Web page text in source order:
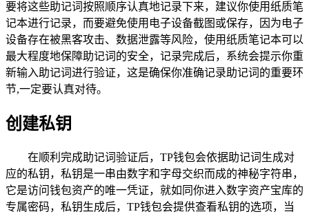
要将这些助记词按照顺序认真地记录下来，建议你使用纸质笔
记本进行记录，而要避免使用电子设备截图或保存，因为电子
设备存在被黑客攻击、数据泄露等风险，使用纸质笔记本可以
最大程度地保障助记词的安全，记录完成后，系统会提示你重
新输入助记词进行验证，这是确保你准确记录助记词的重要环
节,一定要认真对待。
创建私钥
在顺利完成助记词验证后，TP钱包会依据助记词生成对
应的私钥，私钥是一串由数字和字母交织而成的神秘字符串，
它是访问钱包资产的唯一凭证，就如同你进入数字资产宝库的
专属密码，私钥生成后，TP钱包会提供查看私钥的选项，当